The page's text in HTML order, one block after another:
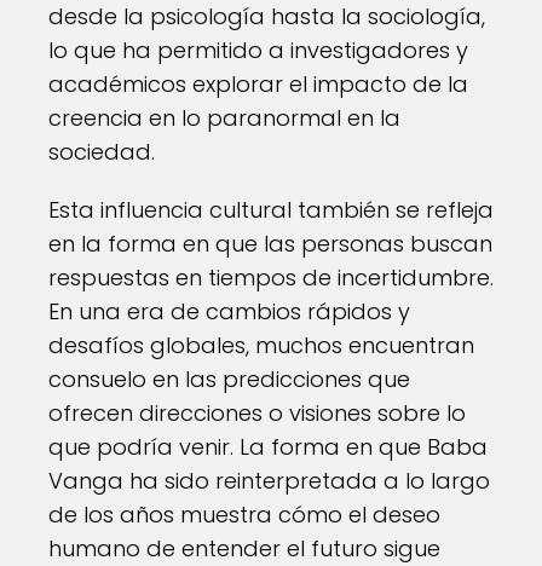
desde la psicología hasta la sociología,
lo que ha permitido a investigadores y
académicos explorar el impacto de la
creencia en lo paranormal en la
sociedad.
Esta influencia cultural también se refleja
en la forma en que las personas buscan
respuestas en tiempos de incertidumbre.
En una era de cambios rápidos y
desafíos globales, muchos encuentran
consuelo en las predicciones que
ofrecen direcciones o visiones sobre lo
que podría venir. La forma en que Baba
Vanga ha sido reinterpretada a lo largo
de los años muestra cómo el deseo
humano de entender el futuro sigue